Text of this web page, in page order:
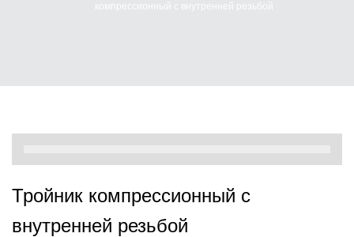
компрессионный с внутренней резьбой
Тройник компрессионный с
внутренней резьбой